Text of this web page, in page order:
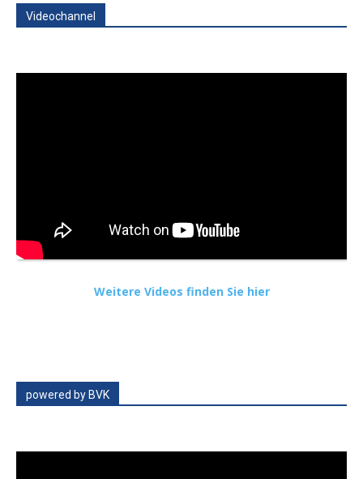
Videochannel
Weitere Videos finden Sie hier
powered by BVK